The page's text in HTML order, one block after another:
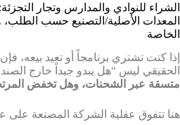
الشراء للنوادي والمدارس وتجار
المعدات الأصلية/التصنيع حسب الطلب،
الخاصة
إذا كنت تشتري برنامجاً أو تعيد بيعه،
الحقيقي ليس “هل يبدو جيداً خارج
متسقة عبر الشحنات، وهل تخفض
هنا تتفوق عقلية الشركة المصنعة على